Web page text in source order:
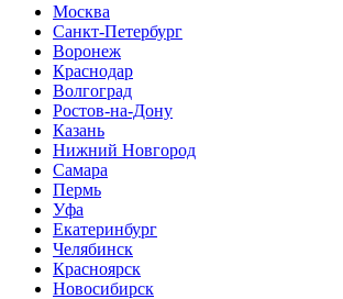
Москва
Санкт-Петербург
Воронеж
Краснодар
Волгоград
Ростов-на-Дону
Казань
Нижний Новгород
Самара
Пермь
Уфа
Екатеринбург
Челябинск
Красноярск
Новосибирск